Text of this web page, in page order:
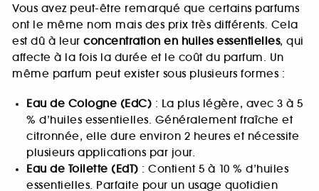
Vous avez peut-être remarqué que certains parfums
ont le même nom mais des prix très différents. Cela
est dû à leur concentration en huiles essentielles, qui
affecte à la fois la durée et le coût du parfum. Un
même parfum peut exister sous plusieurs formes :
Eau de Cologne (EdC) : La plus légère, avec 3 à 5
% d’huiles essentielles. Généralement fraîche et
citronnée, elle dure environ 2 heures et nécessite
plusieurs applications par jour.
Eau de Toilette (EdT) : Contient 5 à 10 % d’huiles
essentielles. Parfaite pour un usage quotidien